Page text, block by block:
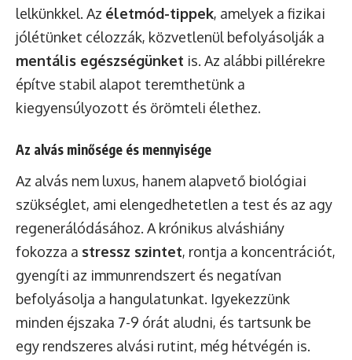
lelkünkkel. Az életmód-tippek, amelyek a fizikai
jólétünket célozzák, közvetlenül befolyásolják a
mentális egészségünket is. Az alábbi pillérekre
építve stabil alapot teremthetünk a
kiegyensúlyozott és örömteli élethez.
Az alvás minősége és mennyisége
Az alvás nem luxus, hanem alapvető biológiai
szükséglet, ami elengedhetetlen a test és az agy
regenerálódásához. A krónikus alváshiány
fokozza a stressz szintet, rontja a koncentrációt,
gyengíti az immunrendszert és negatívan
befolyásolja a hangulatunkat. Igyekezzünk
minden éjszaka 7-9 órát aludni, és tartsunk be
egy rendszeres alvási rutint, még hétvégén is.